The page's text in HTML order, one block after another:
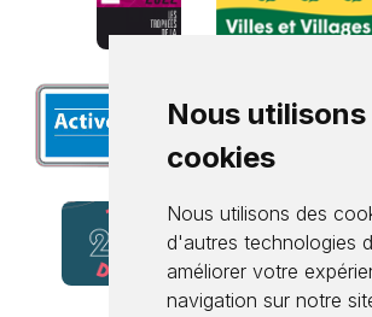
Nous utilisons
cookies
Nous utilisons des
d'autres technologies
améliorer votre
navigation sur notre